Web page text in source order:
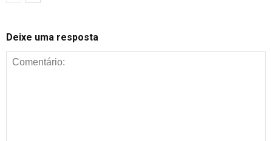
Deixe uma resposta